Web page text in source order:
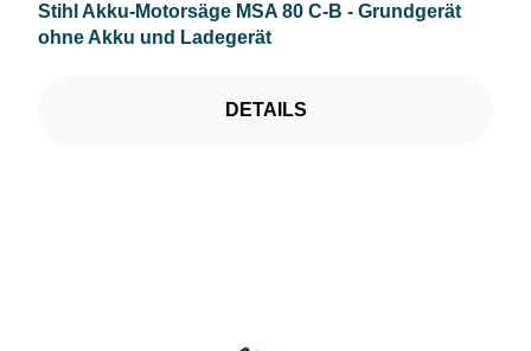
Stihl Akku-Motorsäge MSA 80 C-B - Grundgerät
ohne Akku und Ladegerät
DETAILS